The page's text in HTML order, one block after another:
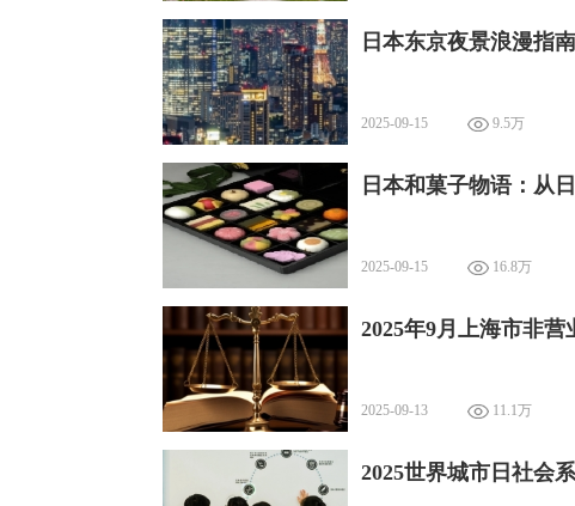
日本东京夜景浪漫指
2025-09-15 9.5万
日本和菓子物语：从
2025-09-15 16.8万
2025年9月上海市非
2025-09-13 11.1万
2025世界城市日社会